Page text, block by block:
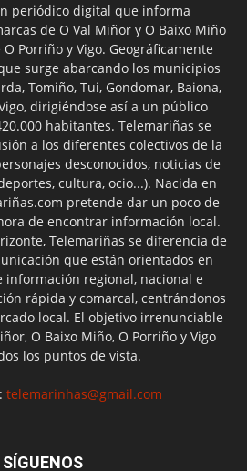
periódico digital que informa
de O Val Miñor y O Baixo Miño
Porriño y Vigo. Geográficamente
surge abarcando los municipios
Tomiño, Tui, Gondomar, Baiona,
dirigiéndose así a un público
habitantes. Telemariñas se
a los diferentes colectivos de la
desconocidos, noticias de
cultura, ocio...). Nacida en
pretende dar un poco de
de encontrar información local.
Telemariñas se diferencia de
que están orientados en
información regional, nacional e
rápida y comarcal, centrándonos
local. El objetivo irrenunciable
O Baixo Miño, O Porriño y Vigo
los puntos de vista.
telemarinhas@gmail.com
SÍGUENOS